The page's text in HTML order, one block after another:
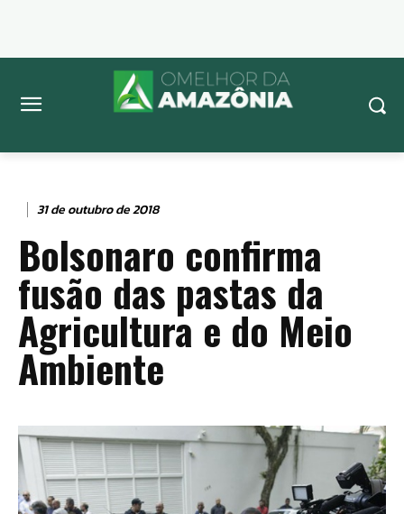
31 de outubro de 2018
Bolsonaro confirma
fusão das pastas da
Agricultura e do Meio
Ambiente